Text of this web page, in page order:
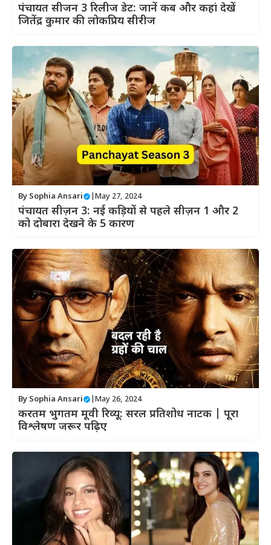
पंचायत सीजन 3 रिलीज डेट: जानें कब और कहां देखें
जितेंद्र कुमार की लोकप्रिय सीरीज
By Sophia Ansari May 27, 2024
पंचायत सीज़न 3: नई कड़ियों से पहले सीज़न 1 और 2
को दोबारा देखने के 5 कारण
By Sophia Ansari May 26, 2024
करतम भुगतम मूवी रिव्यू: सरल प्रतिशोध नाटक | पूरा
विश्लेषण जरूर पढ़िए